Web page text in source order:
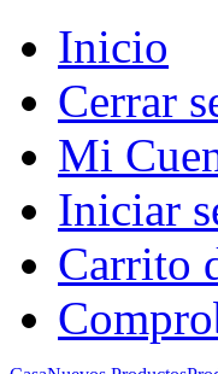
Inicio
Cerrar
Mi
Iniciar
Carrito